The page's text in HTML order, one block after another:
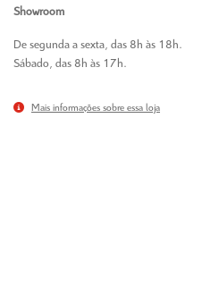
Showroom
De segunda a sexta, das 8h às 18h.
Sábado, das 8h às 17h.
Mais informações sobre essa loja